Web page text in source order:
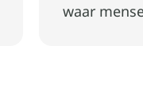
waar